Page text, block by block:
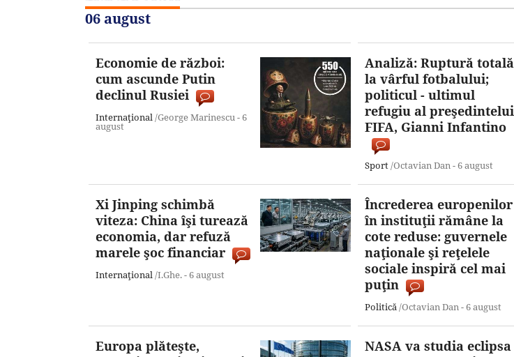
06 august
Economie de război:
cum ascunde Putin
declinul Rusiei
Internaţional/George Marinescu -6
august
Analiză: Ruptură totală
la vârful fotbalului;
politicul - ultimul
refugiu al preşedintelui
FIFA, Gianni Infantino
Sport/Octavian Dan -6 august
Xi Jinping schimbă
viteza: China îşi turează
economia, dar refuză
marele şoc financiar
Internaţional/I.Ghe. -6 august
Încrederea europenilor
în instituţii rămâne la
cote reduse: guvernele
naţionale şi reţelele
sociale inspiră cel mai
puţin
Politică/Octavian Dan -6 august
Europa plăteşte,
NASA va studia eclipsa